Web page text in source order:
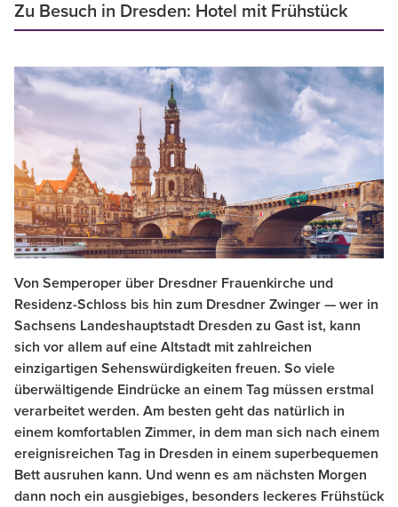
Zu Besuch in Dresden: Hotel mit Frühstück
Von Semperoper über Dresdner Frauenkirche und
Residenz-Schloss bis hin zum Dresdner Zwinger — wer in
Sachsens Landeshauptstadt Dresden zu Gast ist, kann
sich vor allem auf eine Altstadt mit zahlreichen
einzigartigen Sehenswürdigkeiten freuen. So viele
überwältigende Eindrücke an einem Tag müssen erstmal
verarbeitet werden. Am besten geht das natürlich in
einem komfortablen Zimmer, in dem man sich nach einem
ereignisreichen Tag in Dresden in einem superbequemen
Bett ausruhen kann. Und wenn es am nächsten Morgen
dann noch ein ausgiebiges, besonders leckeres Frühstück